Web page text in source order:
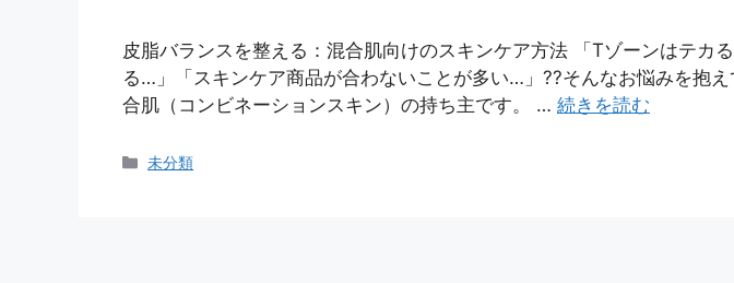
皮脂バランスを整える：混合肌向けのスキンケア方法 「Tゾーンはテカ
る…」「スキンケア商品が合わないことが多い…」??そんなお悩みを抱
合肌（コンビネーションスキン）の持ち主です。 … 続きを読む
カ
未分類